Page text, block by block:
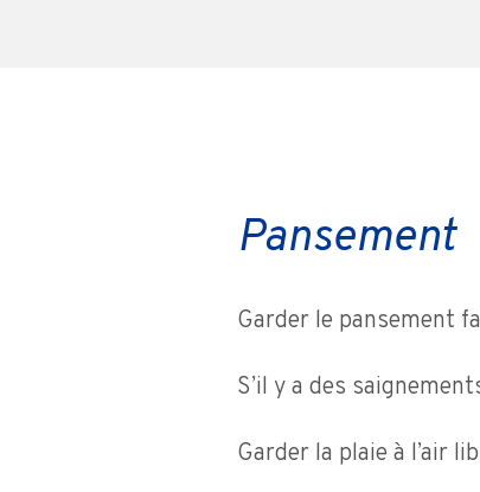
Pansement
Garder le pansement
S’il y a des
Garder la plaie à l’air